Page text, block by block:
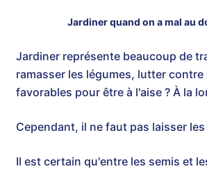
Jardiner quand on a mal au
Jardiner représente beaucoup de
ramasser les légumes, lutter
favorables pour être à l'aise ? À la
Cependant, il ne faut pas laisser
Il est certain qu'entre les semis et